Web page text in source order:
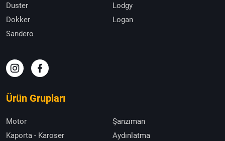
Duster
Lodgy
Dokker
Logan
Sandero
Ürün Grupları
Motor
Şanzıman
Kaporta - Karoser
Aydınlatma